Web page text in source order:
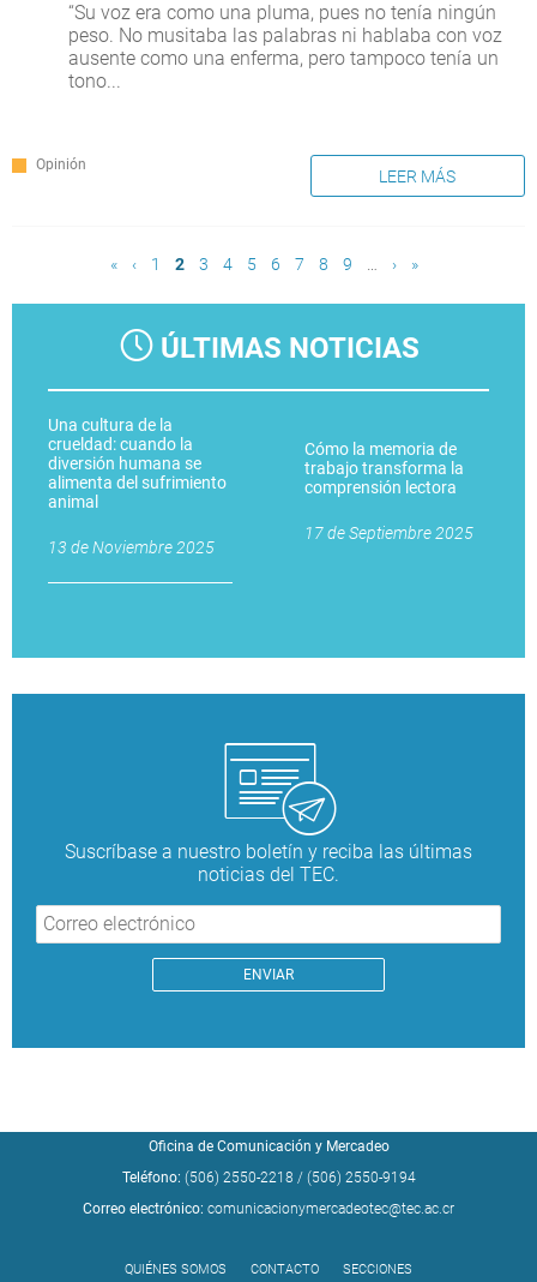
“Su voz era como una pluma, pues no tenía ningún
peso. No musitaba las palabras ni hablaba con voz
ausente como una enferma, pero tampoco tenía un
tono...
Opinión
LEER MÁS
« ‹ 1 2 3 4 5 6 7 8 9 … › »
ÚLTIMAS NOTICIAS
Una cultura de la
crueldad: cuando la
diversión humana se
alimenta del sufrimiento
animal
13 de Noviembre 2025
Cómo la memoria de
trabajo transforma la
comprensión lectora
17 de Septiembre 2025
Suscríbase a nuestro boletín y reciba las últimas
noticias del TEC.
Oficina de Comunicación y Mercadeo
Teléfono: (506) 2550-2218 / (506) 2550-9194
Correo electrónico: comunicacionymercadeotec@tec.ac.cr
QUIÉNES SOMOS CONTACTO SECCIONES